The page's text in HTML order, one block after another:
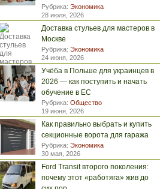
Рубрика: Экономика
28 июля, 2026
Доставка стульев для мастеров в
Москве
Рубрика: Экономика
24 июня, 2026
Учёба в Польше для украинцев в
2026 — как поступить и начать
обучение в ЕС
Рубрика: Общество
19 июня, 2026
Как правильно выбрать и купить
секционные ворота для гаража
Рубрика: Экономика
30 мая, 2026
Ford Transit второго поколения:
почему этот «работяга» жив до